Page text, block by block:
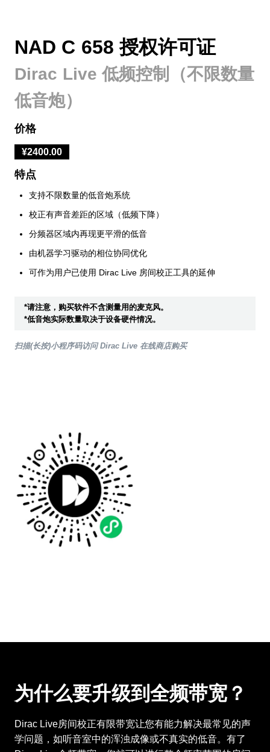
NAD C 658 授权许可证
Dirac Live 低频控制（不限数量
低音炮）
价格
¥2400.00
特点
支持不限数量的低音炮系统
校正有声音差距的区域（低频下降）
分频器区域内再现更平滑的低音
由机器学习驱动的相位协同优化
可作为用户已使用 Dirac Live 房间校正工具的延伸
*请注意，购买软件不含测量用的麦克风。
*低音炮实际数量取决于设备硬件情况。
扫描(长按)小程序码访问 Dirac Live 在线商店购买
为什么要升级到全频带宽？
Dirac Live房间校正有限带宽让您有能力解决最常见的声
学问题，如听音室中的浑浊成像或不真实的低音。有了